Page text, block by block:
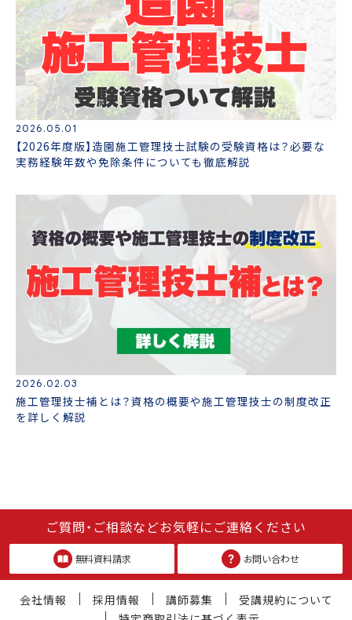
2026.05.01
【2026年度版】造園施工管理技士試験の受験資格は？必要な
実務経験年数や免除条件についても徹底解説
2026.02.03
施工管理技士補とは？資格の概要や施工管理技士の制度改正
を詳しく解説
ご質問・ご相談などお気軽にご連絡ください
無料資料請求 お問い合わせ
会社情報 採用情報 講師募集
受講規約について